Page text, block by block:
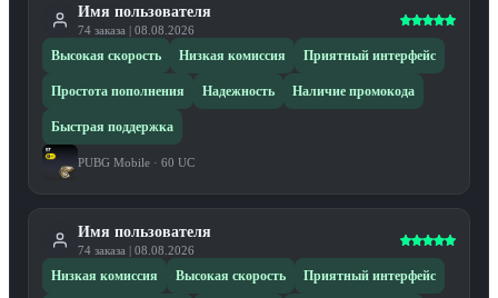
Имя пользователя
74 заказа | 08.08.2026
Высокая скорость Низкая комиссия Приятный интерфейс
Простота пополнения Надежность Наличие промокода
Быстрая поддержка
PUBG Mobile · 60 UC
Имя пользователя
74 заказа | 08.08.2026
Низкая комиссия Высокая скорость Приятный интерфейс